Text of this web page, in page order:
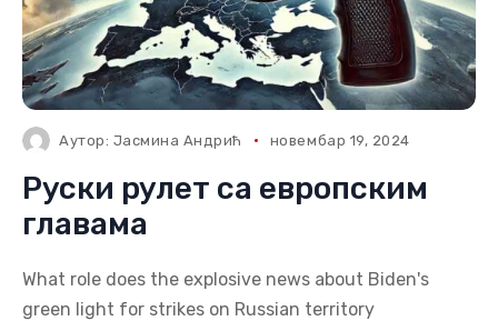
Аутор: Јасмина Андрић новембар 19, 2024
Руски рулет са европским
главама
What role does the explosive news about Biden's
green light for strikes on Russian territory